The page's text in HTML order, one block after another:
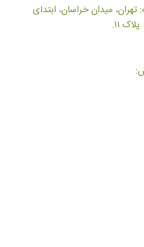
تهران، میدان خراسان، ابتدای
۱۱.